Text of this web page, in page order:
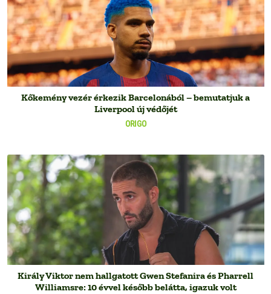
ORIGO
Kőkemény vezér érkezik Barcelonából – bemutatjuk a
Liverpool új védőjét
Király Viktor nem hallgatott Gwen Stefanira és Pharrell
Williamsre: 10 évvel később belátta, igazuk volt